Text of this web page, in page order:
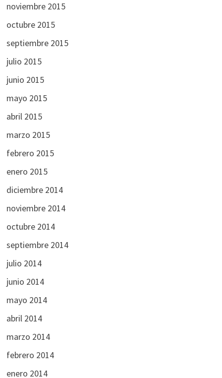
noviembre 2015
octubre 2015
septiembre 2015
julio 2015
junio 2015
mayo 2015
abril 2015
marzo 2015
febrero 2015
enero 2015
diciembre 2014
noviembre 2014
octubre 2014
septiembre 2014
julio 2014
junio 2014
mayo 2014
abril 2014
marzo 2014
febrero 2014
enero 2014